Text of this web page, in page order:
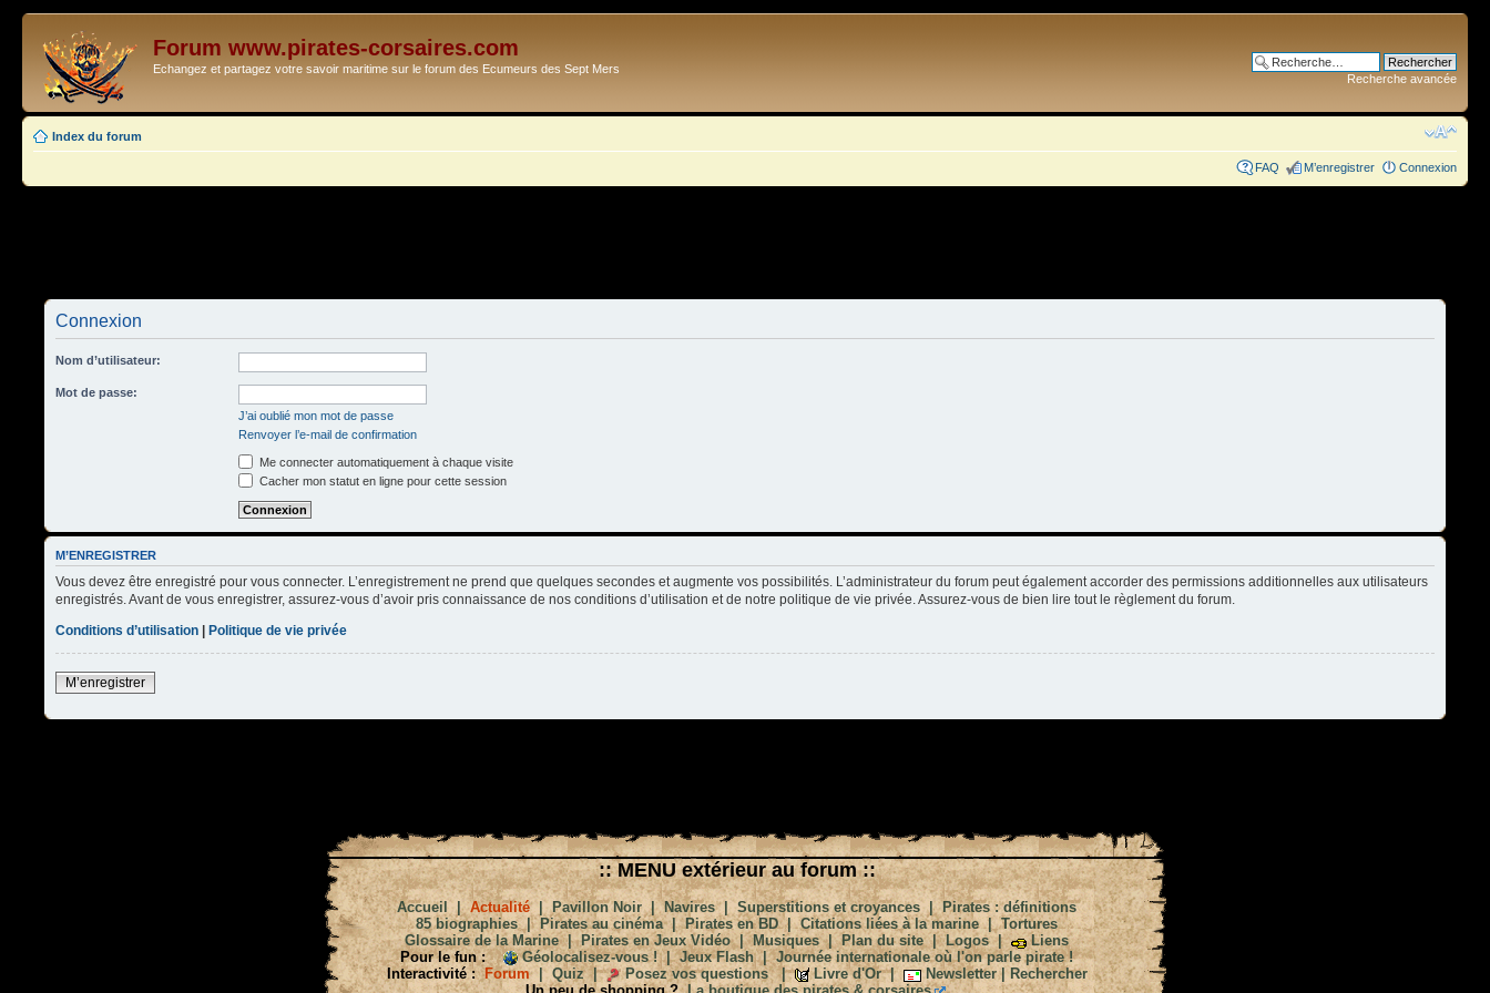
Forum www.pirates-corsaires.com
Echangez et partagez votre savoir maritime sur le forum des Ecumeurs des Sept Mers
Recherche avancée
Index du forum
FAQ M’enregistrer Connexion
Connexion
Nom d’utilisateur:
Mot de passe:
J’ai oublié mon mot de passe
Renvoyer l’e-mail de confirmation
Me connecter automatiquement à chaque visite
Cacher mon statut en ligne pour cette session
M’ENREGISTRER
Vous devez être enregistré pour vous connecter. L’enregistrement ne prend que quelques secondes et augmente vos possibilités. L’administrateur du forum peut également accorder des permissions additionnelles aux utilisateurs
enregistrés. Avant de vous enregistrer, assurez-vous d’avoir pris connaissance de nos conditions d’utilisation et de notre politique de vie privée. Assurez-vous de bien lire tout le règlement du forum.
Conditions d’utilisation | Politique de vie privée
M’enregistrer
:: MENU extérieur au forum ::
Accueil|Actualité|Pavillon Noir|Navires|Superstitions et croyances|Pirates : définitions
85 biographies| Pirates au cinéma|Pirates en BD|Citations liées à la marine|Tortures
Glossaire de la Marine|Pirates en Jeux Vidéo|Musiques|Plan du site|Logos|
Liens
Pour le fun :
Géolocalisez-vous !|Jeux Flash|Journée internationale où l'on parle pirate !
Interactivité : Forum| Quiz| Posez vos questions| Livre d'Or| Newsletter| Rechercher